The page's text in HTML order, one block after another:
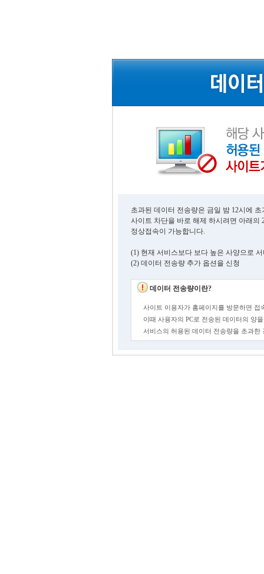
초과된 데이터 전송량은 금일 밤 12시에
사이트 차단을 바로 해제 하시려면 아래의
정상접속이 가능합니다.
(1) 현재 서비스보다 보다 높은 사양으로
(2) 데이터 전송량 추가 옵션을 신청
데이터 전송량이란?
사이트 이용자가 홈페이지를 방문하면 접
이때 사용자의 PC로 전송된 데이터의 양
서비스의 허용된 데이터 전송량을 초과